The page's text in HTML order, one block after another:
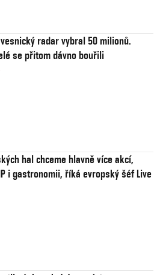
radar vybral 50 milionů.
se přitom dávno bouřili
hal chceme hlavně více akcí,
i gastronomii, říká evropský šéf Live